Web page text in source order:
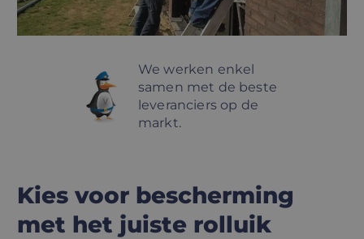
We werken enkel
samen met de beste
leveranciers op de
markt.
Kies voor bescherming
met het juiste rolluik